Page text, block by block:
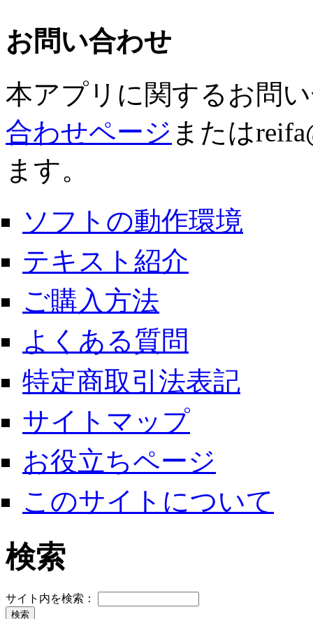
お問い合わせ
本アプリに関するお問
合わせページ または
ます。
ソフトの動作環境
テキスト紹介
ご購入方法
よくある質問
特定商取引法表記
サイトマップ
お役立ちページ
このサイトについて
検索
サイト内を検索：